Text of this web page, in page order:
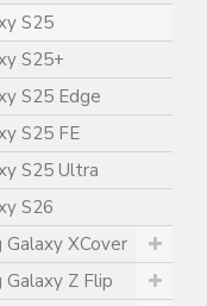
S25
S25+
S25 Edge
S25 FE
S25 Ultra
S26
Galaxy XCover
Galaxy Z Flip